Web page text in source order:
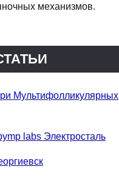
механизмов.
Мультифолликулярных
labs Электросталь